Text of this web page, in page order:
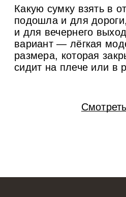
Какую сумку взять в
подошла и для
и для вечернего
вариант — лёгкая
размера, которая
сидит на плече или в
ручки и внутренний
основу проще